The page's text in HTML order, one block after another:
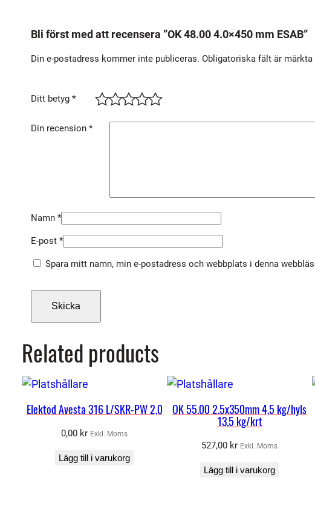
Bli först med att recensera ”OK 48.00 4.0×450 mm ESAB”
Din e-postadress kommer inte publiceras. Obligatoriska fält är märkta
Ditt betyg *
Din recension *
Namn *
E-post *
Spara mitt namn, min e-postadress och webbplats i denna
Related products
Elektod Avesta 316 L/SKR-PW 2,0
0,00 kr Exkl. Moms
Lägg till i varukorg
OK 55.00 2.5x350mm 4,5 kg/hyls
13,5 kg/krt
527,00 kr Exkl. Moms
Lägg till i varukorg